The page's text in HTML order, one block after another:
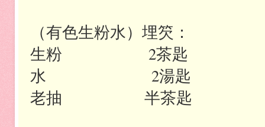
（有色生粉水）埋䇜：
生粉
2茶匙
水
2湯匙
老抽
半茶匙